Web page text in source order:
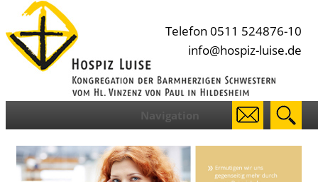
Navigation
Telefon 0511 524876-10
info@hospiz-luise.de